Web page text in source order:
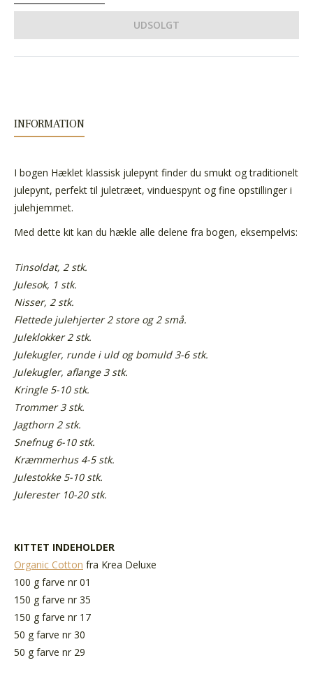
UDSOLGT
INFORMATION
I bogen Hæklet klassisk julepynt finder du smukt og traditionelt
julepynt, perfekt til juletræet, vinduespynt og fine opstillinger i
julehjemmet.
Med dette kit kan du hækle alle delene fra bogen, eksempelvis:
Tinsoldat, 2 stk.
Julesok, 1 stk.
Nisser, 2 stk.
Flettede julehjerter 2 store og 2 små.
Juleklokker 2 stk.
Julekugler, runde i uld og bomuld 3-6 stk.
Julekugler, aflange 3 stk.
Kringle 5-10 stk.
Trommer 3 stk.
Jagthorn 2 stk.
Snefnug 6-10 stk.
Kræmmerhus 4-5 stk.
Julestokke 5-10 stk.
Julerester 10-20 stk.
KITTET INDEHOLDER
Organic Cotton fra Krea Deluxe
100 g farve nr 01
150 g farve nr 35
150 g farve nr 17
50 g farve nr 30
50 g farve nr 29